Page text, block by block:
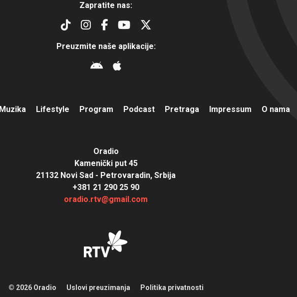
Zapratite nas:
Preuzmite naše aplikacije:
Muzika Lifestyle Program Podcast Pretraga Impressum O nama
Oradio
Kamenički put 45
21132 Novi Sad - Petrovaradin, Srbija
+381 21 290 25 90
oradio.rtv@gmail.com
© 2026 Oradio Uslovi preuzimanja Politika privatnosti